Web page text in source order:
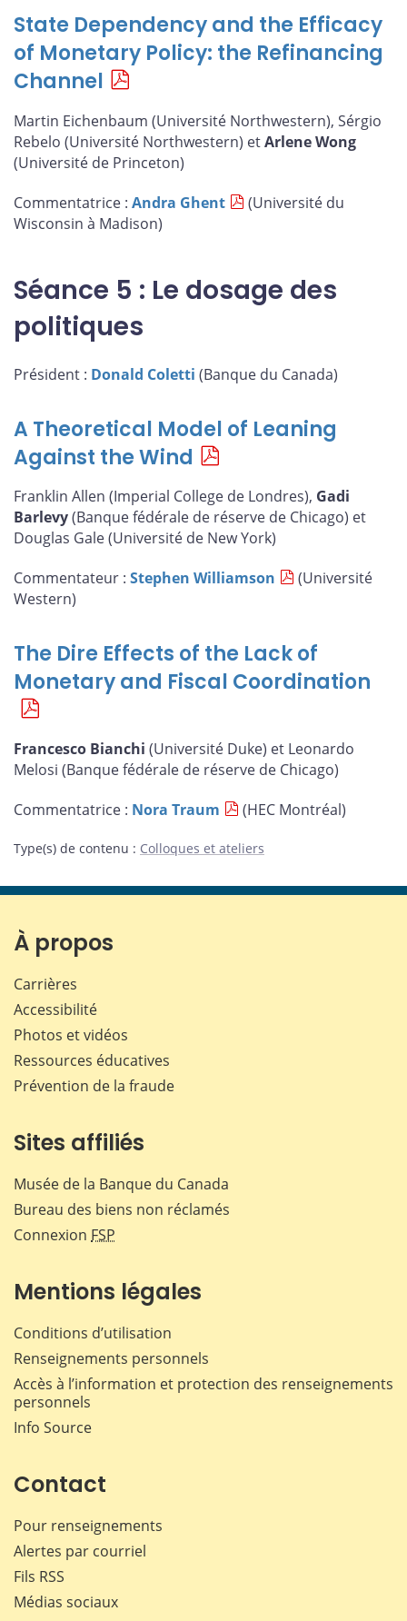
State Dependency and the Efficacy
of Monetary Policy: the Refinancing
Channel
Martin Eichenbaum (Université Northwestern), Sérgio
Rebelo (Université Northwestern) etArlene Wong
(Université de Princeton)
Commentatrice : Andra Ghent
(Université du
Wisconsin à Madison)
Séance 5 : Le dosage des
politiques
Président : Donald Coletti (Banque du Canada)
A Theoretical Model of Leaning
Against the Wind
Franklin Allen (Imperial College de Londres), Gadi
Barlevy(Banque fédérale de réserve de Chicago) et
Douglas Gale (Université de New York)
Commentateur : Stephen Williamson
(Université
Western)
The Dire Effects of the Lack of
Monetary and Fiscal Coordination
Francesco Bianchi (Université Duke) et Leonardo
Melosi (Banque fédérale de réserve de Chicago)
Commentatrice : Nora Traum (HEC Montréal)
Type(s) de contenu : Colloques et ateliers
À propos
Carrières
Accessibilité
Photos et vidéos
Ressources éducatives
Prévention de la fraude
Sites affiliés
Musée de la Banque du Canada
Bureau des biens non réclamés
Connexion FSP
Mentions légales
Conditions d’utilisation
Renseignements personnels
Accès à l’information et protection des renseignements
personnels
Info Source
Contact
Pour renseignements
Alertes par courriel
Fils RSS
Médias sociaux